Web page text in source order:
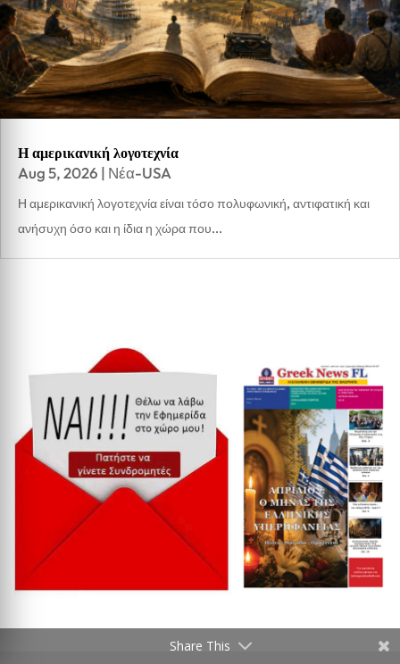
Η αμερικανική λογοτεχνία
Aug 5, 2026 | Νέα-USA
Η αμερικανική λογοτεχνία είναι τόσο πολυφωνική, αντιφατική και
ανήσυχη όσο και η ίδια η χώρα που...
Share This